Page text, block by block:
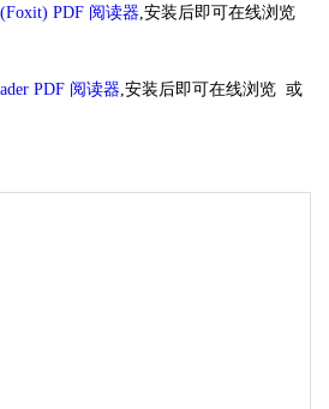
PDF 阅读器 ,安装后即可在线浏览
PDF 阅读器 ,安装后即可在线浏览 或